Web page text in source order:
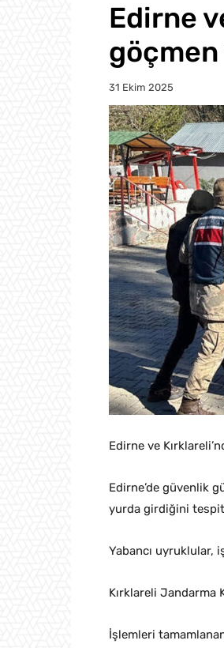
Edirne
göçmen
31 Ekim 2025
Edirne ve
Edirne’de güvenlik
yurda girdiğini
Yabancı uyruklular,
Kırklareli Jandarma
İşlemleri